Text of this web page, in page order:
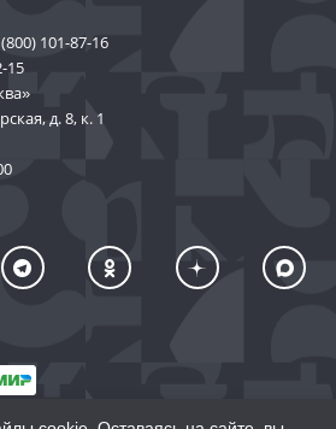
101-87-16
15
д. 8, к. 1